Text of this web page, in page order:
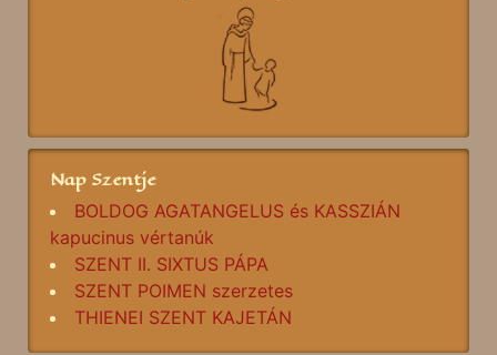
Nap Szentje
BOLDOG AGATANGELUS és KASSZIÁN
kapucinus vértanúk
SZENT II. SIXTUS PÁPA
SZENT POIMEN szerzetes
THIENEI SZENT KAJETÁN